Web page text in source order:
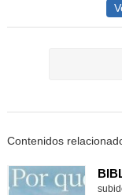
Contenidos